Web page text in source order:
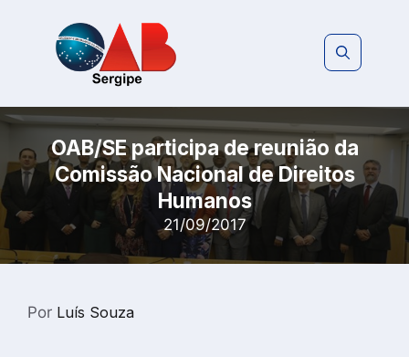
OAB/SE participa de reunião da
Comissão Nacional de Direitos
Humanos
21/09/2017
Por Luís Souza